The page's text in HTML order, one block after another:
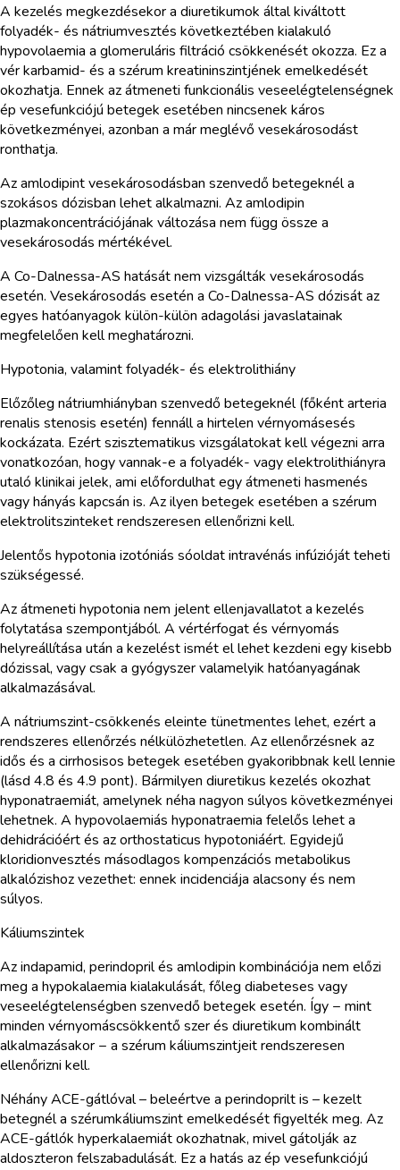
A kezelés megkezdésekor a diuretikumok által kiváltott
folyadék- és nátriumvesztés következtében kialakuló
hypovolaemia a glomeruláris filtráció csökkenését okozza. Ez a
vér karbamid- és a szérum kreatininszintjének emelkedését
okozhatja. Ennek az átmeneti funkcionális veseelégtelenségnek
ép vesefunkciójú betegek esetében nincsenek káros
következményei, azonban a már meglévő vesekárosodást
ronthatja.
Az amlodipint vesekárosodásban szenvedő betegeknél a
szokásos dózisban lehet alkalmazni. Az amlodipin
plazmakoncentrációjának változása nem függ össze a
vesekárosodás mértékével.
A Co-Dalnessa-AS hatását nem vizsgálták vesekárosodás
esetén. Vesekárosodás esetén a Co-Dalnessa-AS dózisát az
egyes hatóanyagok külön-külön adagolási javaslatainak
megfelelően kell meghatározni.
Hypotonia, valamint folyadék- és elektrolithiány
Előzőleg nátriumhiányban szenvedő betegeknél (főként arteria
renalis stenosis esetén) fennáll a hirtelen vérnyomásesés
kockázata. Ezért szisztematikus vizsgálatokat kell végezni arra
vonatkozóan, hogy vannak-e a folyadék- vagy elektrolithiányra
utaló klinikai jelek, ami előfordulhat egy átmeneti hasmenés
vagy hányás kapcsán is. Az ilyen betegek esetében a szérum
elektrolitszinteket rendszeresen ellenőrizni kell.
Jelentős hypotonia izotóniás sóoldat intravénás infúzióját teheti
szükségessé.
Az átmeneti hypotonia nem jelent ellenjavallatot a kezelés
folytatása szempontjából. A vértérfogat és vérnyomás
helyreállítása után a kezelést ismét el lehet kezdeni egy kisebb
dózissal, vagy csak a gyógyszer valamelyik hatóanyagának
alkalmazásával.
A nátriumszint-csökkenés eleinte tünetmentes lehet, ezért a
rendszeres ellenőrzés nélkülözhetetlen. Az ellenőrzésnek az
idős és a cirrhosisos betegek esetében gyakoribbnak kell lennie
(lásd 4.8 és 4.9 pont). Bármilyen diuretikus kezelés okozhat
hyponatraemiát, amelynek néha nagyon súlyos következményei
lehetnek. A hypovolaemiás hyponatraemia felelős lehet a
dehidrációért és az orthostaticus hypotoniáért. Egyidejű
kloridionvesztés másodlagos kompenzációs metabolikus
alkalózishoz vezethet: ennek incidenciája alacsony és nem
súlyos.
Káliumszintek
Az indapamid, perindopril és amlodipin kombinációja nem előzi
meg a hypokalaemia kialakulását, főleg diabeteses vagy
veseelégtelenségben szenvedő betegek esetén. Így − mint
minden vérnyomáscsökkentő szer és diuretikum kombinált
alkalmazásakor − a szérum káliumszintjeit rendszeresen
ellenőrizni kell.
Néhány ACE-gátlóval – beleértve a perindoprilt is – kezelt
betegnél a szérumkáliumszint emelkedését figyelték meg. Az
ACE-gátlók hyperkalaemiát okozhatnak, mivel gátolják az
aldoszteron felszabadulását. Ez a hatás az ép vesefunkciójú